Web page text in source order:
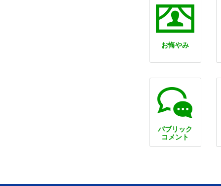
お悔やみ
パブリック
コメント